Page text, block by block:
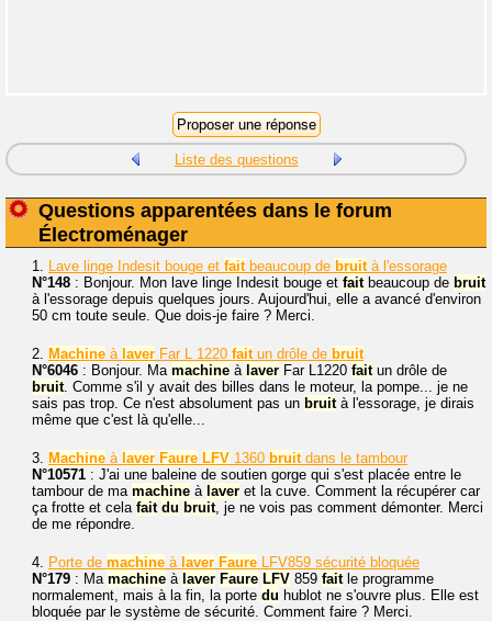
Liste des questions
Questions apparentées dans le forum
Électroménager
1. Lave linge Indesit bouge et faitbeaucoup de bruità l'essorage
N°148 : Bonjour. Mon lave linge Indesit bouge et faitbeaucoup de bruit
à l'essorage depuis quelques jours. Aujourd'hui, elle a avancé d'environ
50 cm toute seule. Que dois-je faire ? Merci.
2. Machine à laver Far L 1220 faitun drôle de bruit
N°6046 : Bonjour. Ma machine à laver Far L1220 faitun drôle de
bruit. Comme s'il y avait des billes dans le moteur, la pompe... je ne
sais pas trop. Ce n'est absolument pas un bruità l'essorage, je dirais
même que c'est là qu'elle...
3. Machine à laver Faure LFV 1360 bruitdans le tambour
N°10571 : J'ai une baleine de soutien gorge qui s'est placée entre le
tambour de ma machine à laver et la cuve. Comment la récupérer car
ça frotte et cela fait du bruit, je ne vois pas comment démonter. Merci
de me répondre.
4. Porte de machine à laver Faure LFV859 sécurité bloquée
N°179 : Ma machine à laver Faure LFV 859 faitle programme
normalement, mais à la fin, la porte du hublot ne s'ouvre plus. Elle est
bloquée par le système de sécurité. Comment faire ? Merci.